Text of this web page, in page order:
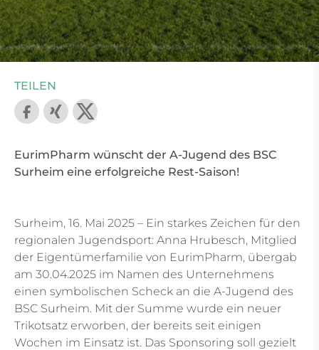
TEILEN
EurimPharm wünscht der A-Jugend des BSC
Surheim eine erfolgreiche Rest-Saison!
Surheim, 16. Mai 2025 – Ein starkes Zeichen für den
regionalen Jugendsport: Anna Hrubesch, Mitglied
der Eigentümerfamilie von EurimPharm, übergab
am 30.04.2025 im Namen des Unternehmens
einen symbolischen Scheck an die A-Jugend des
BSC Surheim. Mit der Summe wurde ein neuer
Trikotsatz erworben, der bereits seit einigen
Wochen im Einsatz ist. Das Sponsoring soll gezielt